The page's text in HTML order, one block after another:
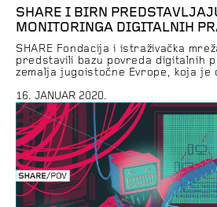
SHARE I BIRN
MONITORINGA DIGITALNIH
SHARE Fondacija i istraživačka
predstavili bazu povreda digitalnih
zemalja jugoistočne Evrope, koja je
za novinare, praktične savete, vesti
prava i druge korisne informacije.
stanje digitalnih prava u Bosni i
Severnoj Makedoniji, Srbiji,
16. JANUAR 2020.